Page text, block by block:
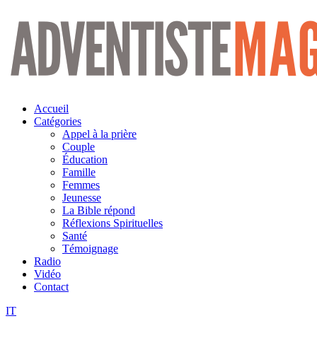
Aller
contenu
Accueil
Catégories
Appel à la prière
Couple
Éducation
Famille
Femmes
Jeunesse
La Bible répond
Réflexions Spirituelles
Santé
Témoignage
Radio
Vidéo
Contact
IT